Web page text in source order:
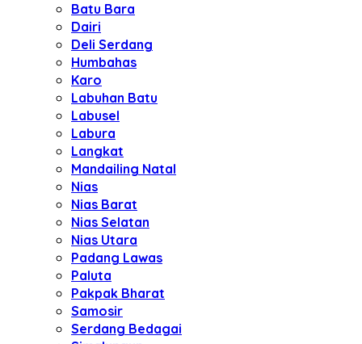
Batu Bara
Dairi
Deli Serdang
Humbahas
Karo
Labuhan Batu
Labusel
Labura
Langkat
Mandailing Natal
Nias
Nias Barat
Nias Selatan
Nias Utara
Padang Lawas
Paluta
Pakpak Bharat
Samosir
Serdang Bedagai